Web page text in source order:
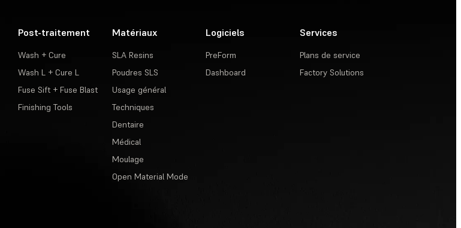
Post-traitement
Wash + Cure
Wash L + Cure L
Fuse Sift + Fuse Blast
Finishing Tools
Matériaux
SLA Resins
Poudres SLS
Usage général
Techniques
Dentaire
Médical
Moulage
Open Material Mode
Logiciels
PreForm
Dashboard
Services
Plans de service
Factory Solutions